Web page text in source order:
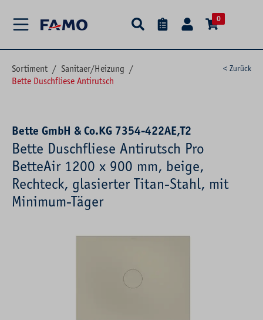
0
Sortiment / Sanitaer/Heizung /
Bette Duschfliese Antirutsch
< Zurück
Bette GmbH & Co.KG 7354-422AE,T2
Bette Duschfliese Antirutsch Pro
BetteAir 1200 x 900 mm, beige,
Rechteck, glasierter Titan-Stahl, mit
Minimum-Täger